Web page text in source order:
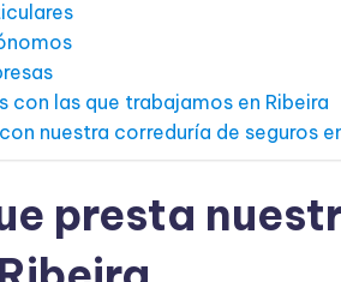
con las que trabajamos en Ribeira
nuestra correduría de seguros
presta